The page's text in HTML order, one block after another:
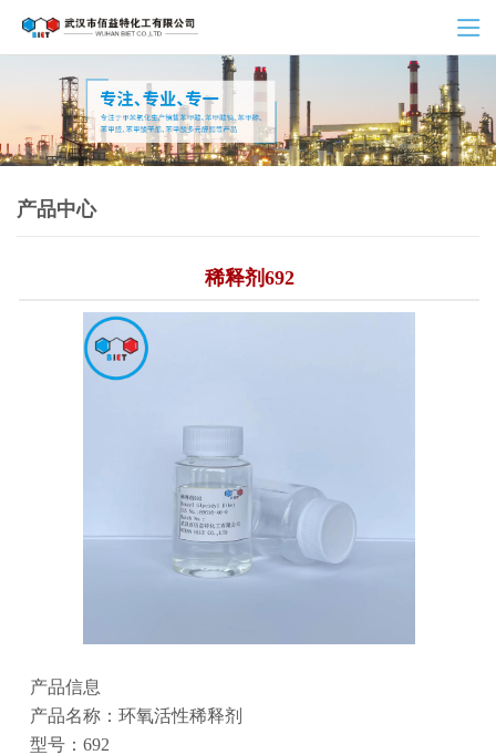
产品中心
稀释剂692
产品信息
产品名称：环氧活性稀释剂
型号：692